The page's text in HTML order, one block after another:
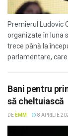
Premierul Ludovic
organizate în luna
trece până la
parlamentare, care
Bani pentru
să cheltuiască
DE EMM 8 APRILIE